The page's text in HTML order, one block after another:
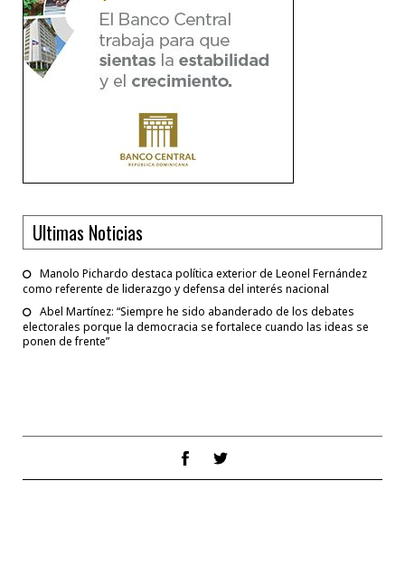
Ultimas Noticias
Manolo Pichardo destaca política exterior de Leonel Fernández
como referente de liderazgo y defensa del interés nacional
Abel Martínez: “Siempre he sido abanderado de los debates
electorales porque la democracia se fortalece cuando las ideas se
ponen de frente”